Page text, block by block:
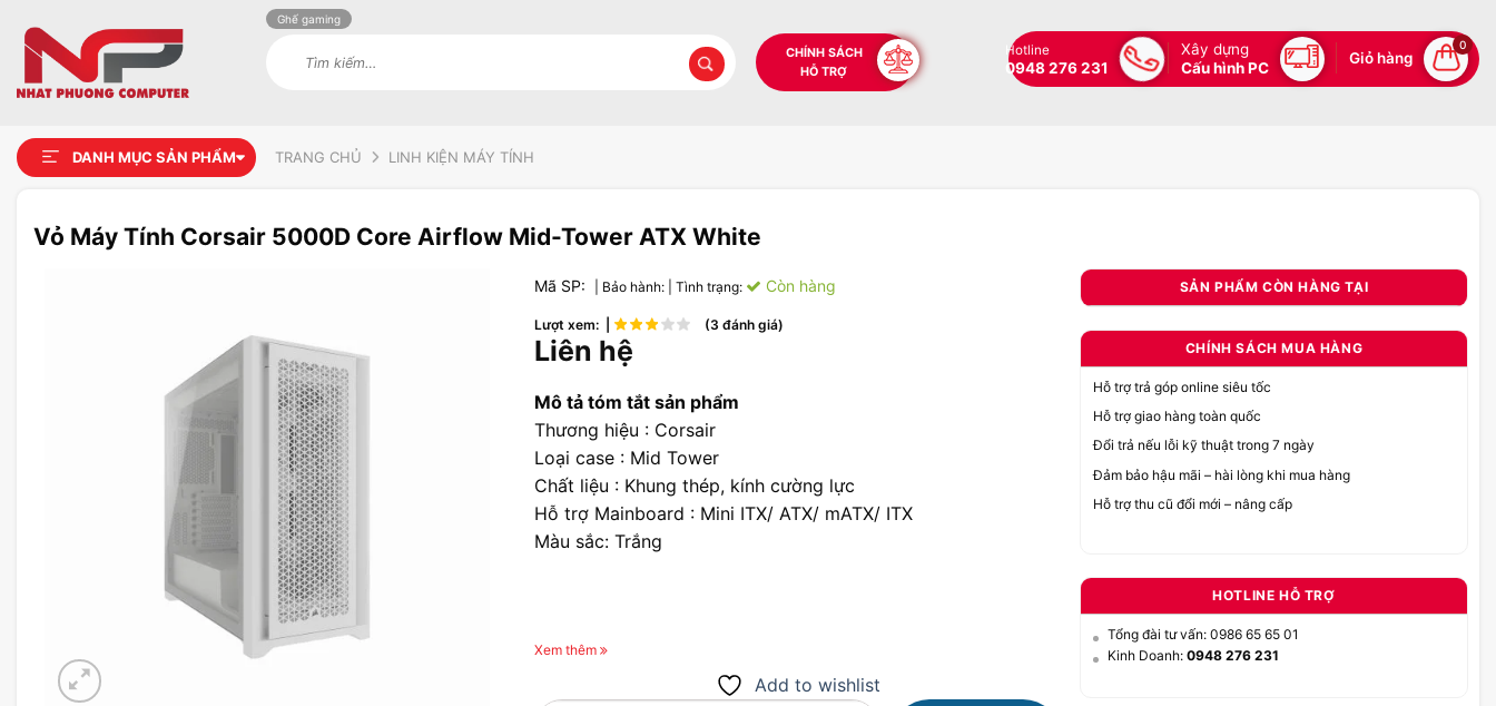
Ghế gaming
CHÍNH SÁCH
HỖ TRỢ
Hotline
0948 276 231
Xây dựng
Cấu hình PC
Giỏ hàng
0
DANH MỤC SẢN PHẨM TRANG CHỦ LINH KIỆN MÁY TÍNH
Vỏ Máy Tính Corsair 5000D Core Airflow Mid-Tower ATX White
Mã SP: | Bảo hành: | Tình trạng: Còn hàng
Lượt xem: | (3 đánh giá)
Liên hệ
Mô tả tóm tắt sản phẩm
Thương hiệu : Corsair
Loại case : Mid Tower
Chất liệu : Khung thép, kính cường lực
Hỗ trợ Mainboard : Mini ITX/ ATX/ mATX/ ITX
Màu sắc: Trắng
Xem thêm
Add to wishlist
SẢN PHẨM CÒN HÀNG TẠI
CHÍNH SÁCH MUA HÀNG
Hỗ trợ trả góp online siêu tốc
Hỗ trợ giao hàng toàn quốc
Đổi trả nếu lỗi kỹ thuật trong 7 ngày
Đảm bảo hậu mãi – hài lòng khi mua hàng
Hỗ trợ thu cũ đổi mới – nâng cấp
HOTLINE HỖ TRỢ
Tổng đài tư vấn: 0986 65 65 01
Kinh Doanh: 0948 276 231